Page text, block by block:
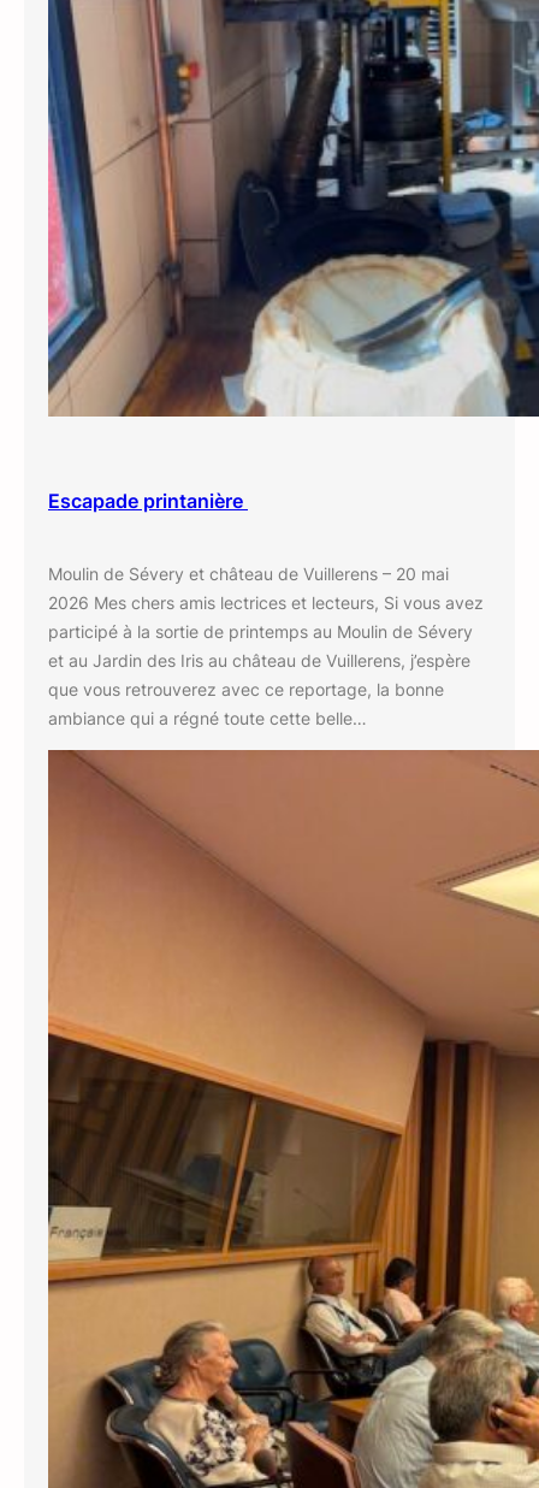
Escapade printanière
Moulin de Sévery et château de Vuillerens – 20 mai
2026 Mes chers amis lectrices et lecteurs, Si vous avez
participé à la sortie de printemps au Moulin de Sévery
et au Jardin des Iris au château de Vuillerens, j’espère
que vous retrouverez avec ce reportage, la bonne
ambiance qui a régné toute cette belle…